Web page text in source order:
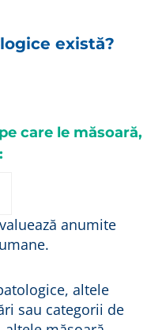
există?
care le măsoară,
anumite
altele
sau categorii de